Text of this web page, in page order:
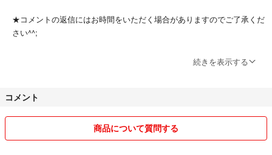
お願いいたします。
基本的には返品は受け付けておりません。
★コメントの返信にはお時間をいただく場合がありますのでご了承くだ
さい^^;
★発送に関しては、基本的にお支払い後1~2日お時間をいただいており
★送料込みの販売ですので、基本お値下げは承っておりません。値下げ
★商品状態に関して、ダメージや匂いの程度の判断は個人差がございま
続きを表示する
コメント
商品について質問する